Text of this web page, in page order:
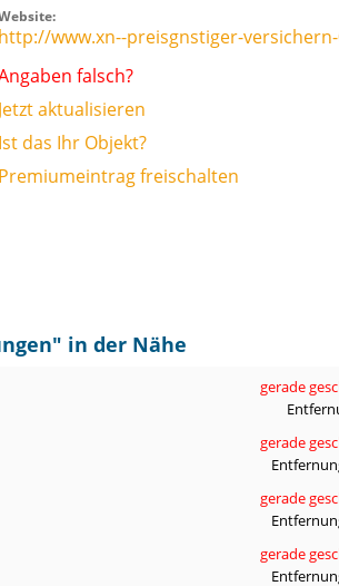
http://www.xn--preisgnstiger-
falsch?
Jetzt aktualisieren
Ist das Ihr Objekt?
Premiumeintrag freischalten
" in der Nähe
gerade
gerade
gerade
gerade